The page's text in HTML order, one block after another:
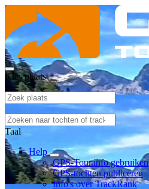
Kies plaats
Taal
Help
GPS-Tour.info gebruiken
GPS-tochten publiceren
Info's over TrackRank